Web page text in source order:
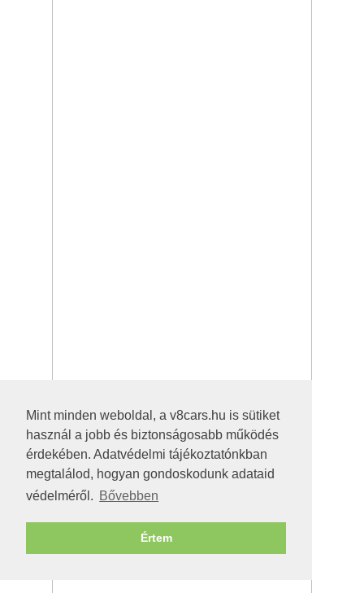
Mint minden weboldal, a v8cars.hu is sütiket
használ a jobb és biztonságosabb működés
érdekében. Adatvédelmi tájékoztatónkban
megtalálod, hogyan gondoskodunk adataid
védelméről. Bővebben
Értem